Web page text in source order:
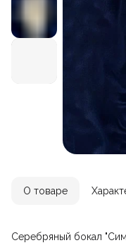
О товаре
Серебряный бокал